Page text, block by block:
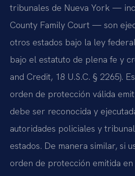
tribunales de Nueva York —
County Family Court — son
otros estados bajo la ley
bajo el estatuto de plena fe y
and Credit, 18 U.S.C. § 2265).
orden de protección válida
debe ser reconocida y
autoridades policiales y
estados. De manera similar, si
orden de protección emitida